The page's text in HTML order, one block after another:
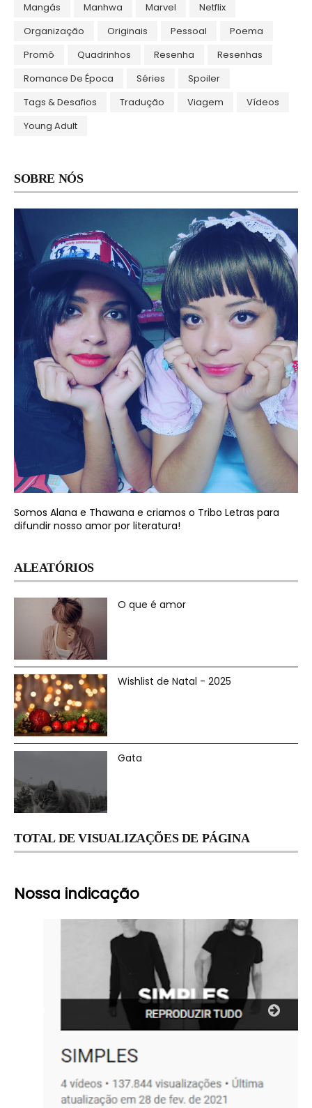
Mangás
Manhwa Marvel
Netflix
Organização
Originais Pessoal
Poema
Promô
Quadrinhos Resenha
Resenhas
Romance De Época
Séries
Spoiler
Tags & Desafios
Tradução Viagem
Vídeos
Young Adult
SOBRE NÓS
Somos Alana e Thawana e criamos o Tribo Letras para
difundir nosso amor por literatura!
ALEATÓRIOS
O que é amor
Wishlist de Natal - 2025
Gata
TOTAL DE VISUALIZAÇÕES DE PÁGINA
Nossa indicação